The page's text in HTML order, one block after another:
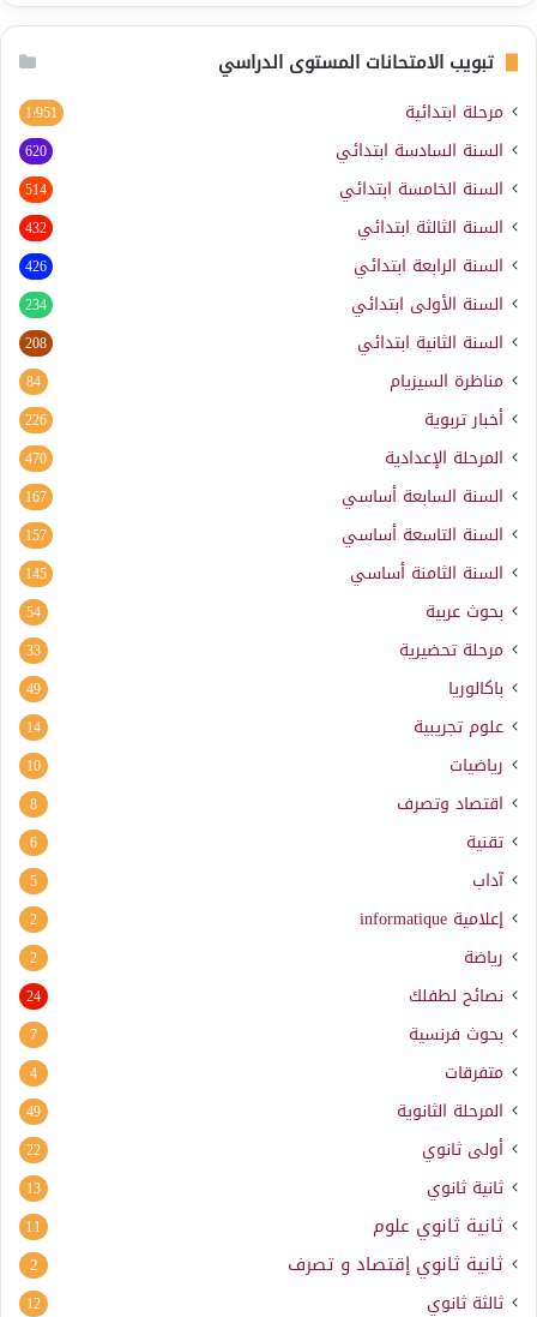
تبويب الامتحانات المستوى الدراسي
مرحلة ابتدائية 1٬951
السنة السادسة ابتدائي 620
السنة الخامسة ابتدائي 514
السنة الثالثة ابتدائي 432
السنة الرابعة ابتدائي 426
السنة الأولى ابتدائي 234
السنة الثانية ابتدائي 208
مناظرة السيزيام 84
أخبار تربوية 226
المرحلة الإعدادية 470
السنة السابعة أساسي 167
السنة التاسعة أساسي 157
السنة الثامنة أساسي 145
بحوث عربية 54
مرحلة تحضيرية 33
باكالوريا 49
علوم تجريبية 14
رياضيات 10
اقتصاد وتصرف 8
تقنية 6
آداب 5
إعلامية informatique
2
رياضة 2
نصائح لطفلك 24
بحوث فرنسية 7
متفرقات 4
المرحلة الثانوية 49
أولى ثانوي 22
ثانية ثانوي 13
ثانية ثانوي علوم 11
ثانية ثانوي إقتصاد و تصرف 2
ثالثة ثانوي 12